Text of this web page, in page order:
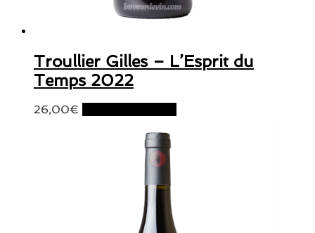
Troullier Gilles – L’Esprit du
Temps 2022
26,00€